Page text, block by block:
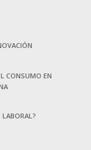
CONSUMO EN